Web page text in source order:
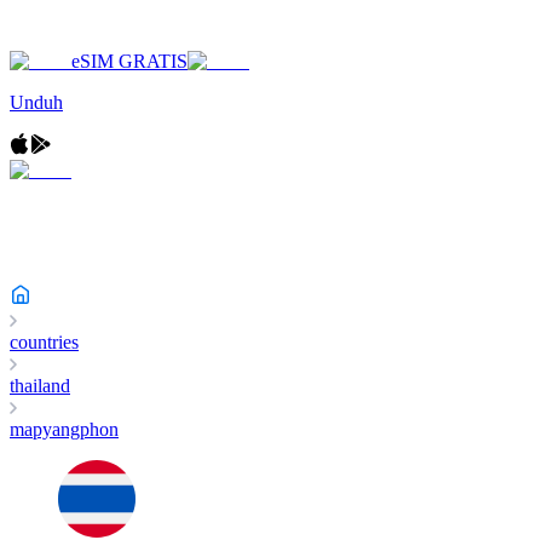
eSIM GRATIS
Unduh
countries
thailand
mapyangphon